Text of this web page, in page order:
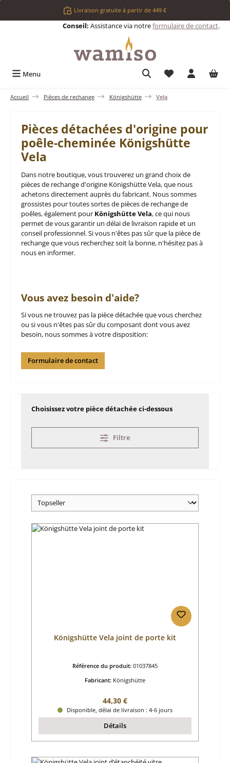
Passer au contenu principalLivraison gratuite à partir de 449 €
Conseil: Assistance via notreformulaire de contact.
Menu Vous avez 0
Accueil Pièces de rechange Königshütte Vela
Pièces détachées d'origine pour
poêle-cheminée Königshütte
Vela
Dans notre boutique, vous trouverez un grand choix de
pièces de rechange d'origine Königshütte Vela, que nous
achetons directement auprès du fabricant. Nous sommes
grossistes pour toutes sortes de pièces de rechange de
poêles, également pour Königshütte Vela, ce qui nous
permet de vous garantir un délai de livraison rapide et un
conseil professionnel. Si vous n'êtes pas sûr que la pièce de
rechange que vous recherchez soit la bonne, n'hésitez pas à
nous en informer.
Vous avez besoin d'aide?
Si vous ne trouvez pas la pièce détachée que vous cherchez
ou si vous n'êtes pas sûr du composant dont vous avez
besoin, nous sommes à votre disposition:
Formulaire de contact
Choisissez votre pièce détachée ci-dessous
Filtre
Königshütte Vela joint de porte kit
Référence du produit: 01037845
Fabricant: Königshütte
Prix régulier :
44,30 €
Disponible, délai de livraison : 4-6 jours
Détails